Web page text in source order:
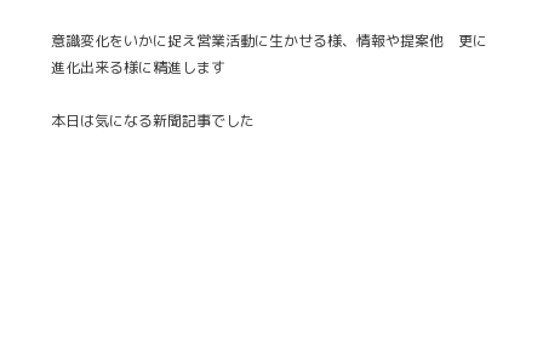
意識変化をいかに捉え営業活動に生かせる様、情報や提案他 更に
進化出来る様に精進します
本日は気になる新聞記事でした